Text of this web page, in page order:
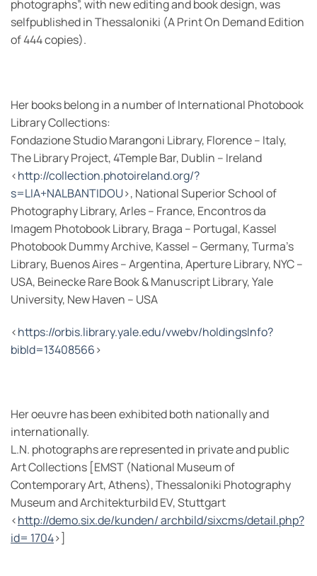
photographs”, with new editing and book design, was
selfpublished in Thessaloniki (A Print On Demand Edition
of 444 copies).
Her books belong in a number of International Photobook
Library Collections:
Fondazione Studio Marangoni Library, Florence – Italy,
The Library Project, 4Temple Bar, Dublin – Ireland
<http://collection.photoireland.org/?
s=LIA+NALBANTIDOU>, National Superior School of
Photography Library, Arles – France, Encontros da
Imagem Photobook Library, Braga – Portugal, Kassel
Photobook Dummy Archive, Kassel – Germany, Turma’s
Library, Buenos Aires – Argentina, Aperture Library, NYC –
USA, Beinecke Rare Book & Manuscript Library, Yale
University, New Haven – USA
<https://orbis.library.yale.edu/vwebv/holdingsInfo?
bibId=13408566>
Her oeuvre has been exhibited both nationally and
internationally.
L.N. photographs are represented in private and public
Art Collections [EMST (National Museum of
Contemporary Art, Athens), Thessaloniki Photography
Museum and Architekturbild EV, Stuttgart
<http://demo.six.de/kunden/ archbild/sixcms/detail.php?
id= 1704>]